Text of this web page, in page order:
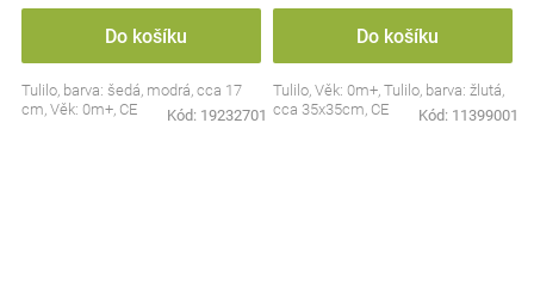
Do košíku
Tulilo, barva: šedá, modrá, cca 17
cm, Věk: 0m+, CE
Kód: 19232701
Do košíku
Tulilo, Věk: 0m+, Tulilo, barva: žlutá,
cca 35x35cm, CE
Kód: 11399001